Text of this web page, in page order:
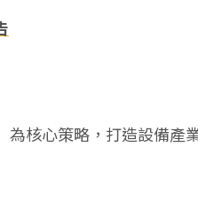
為核心策略，打造設備產